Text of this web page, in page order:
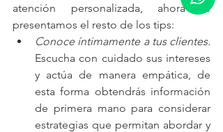
atención personalizada, ahora te
presentamos el resto de los tips:
Conoce íntimamente a tus clientes.
Escucha con cuidado sus intereses
y actúa de manera empática, de
esta forma obtendrás información
de primera mano para considerar
estrategias que permitan abordar y